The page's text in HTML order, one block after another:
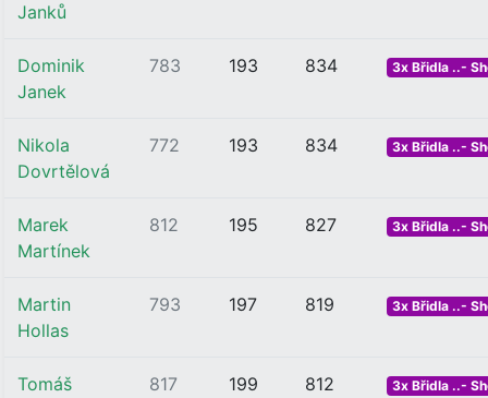
Janků
Dominik
Janek
783 193 834 3x Břidla ..-
Nikola
Dovrtělová
772 193 834 3x Břidla ..-
Marek
Martínek
812 195 827 3x Břidla ..-
Martin
Hollas
793 197 819 3x Břidla ..-
Tomáš
817 199 812 3x Břidla ..-